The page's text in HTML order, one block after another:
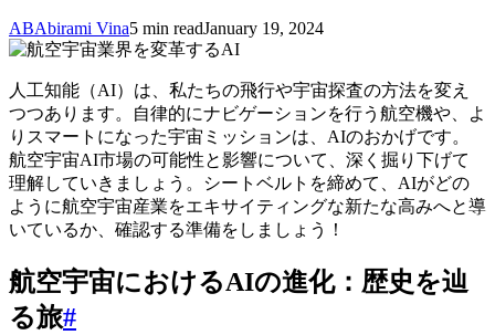
ABAbirami Vina5 min readJanuary 19, 2024
人工知能（AI）は、私たちの飛行や宇宙探査の方法を変え
つつあります。自律的にナビゲーションを行う航空機や、よ
りスマートになった宇宙ミッションは、AIのおかげです。
航空宇宙AI市場の可能性と影響について、深く掘り下げて
理解していきましょう。シートベルトを締めて、AIがどの
ように航空宇宙産業をエキサイティングな新たな高みへと導
いているか、確認する準備をしましょう！
航空宇宙におけるAIの進化：歴史を辿
る旅#